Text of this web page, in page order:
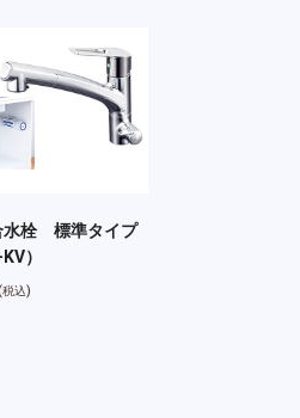
水栓 標準タイプ
）
込)